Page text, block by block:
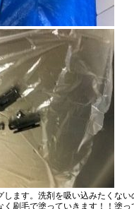
ます。 洗剤を吸い込みたくない
く刷毛で塗っていきます！！塗っ